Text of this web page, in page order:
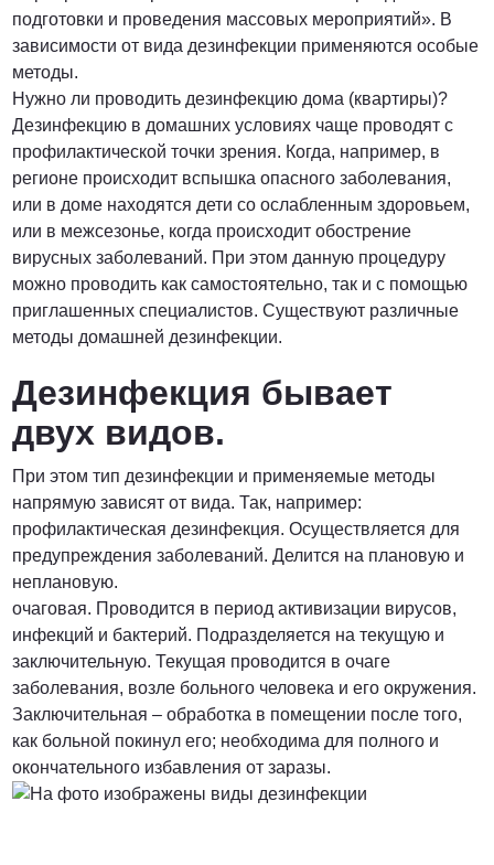
подготовки и проведения массовых мероприятий». В
зависимости от вида дезинфекции применяются особые
методы.
Нужно ли проводить дезинфекцию дома (квартиры)?
Дезинфекцию в домашних условиях чаще проводят с
профилактической точки зрения. Когда, например, в
регионе происходит вспышка опасного заболевания,
или в доме находятся дети со ослабленным здоровьем,
или в межсезонье, когда происходит обострение
вирусных заболеваний. При этом данную процедуру
можно проводить как самостоятельно, так и с помощью
приглашенных специалистов. Существуют различные
методы домашней дезинфекции.
Дезинфекция бывает
двух видов.
При этом тип дезинфекции и применяемые методы
напрямую зависят от вида. Так, например:
профилактическая дезинфекция. Осуществляется для
предупреждения заболеваний. Делится на плановую и
неплановую.
очаговая. Проводится в период активизации вирусов,
инфекций и бактерий. Подразделяется на текущую и
заключительную. Текущая проводится в очаге
заболевания, возле больного человека и его окружения.
Заключительная – обработка в помещении после того,
как больной покинул его; необходима для полного и
окончательного избавления от заразы.